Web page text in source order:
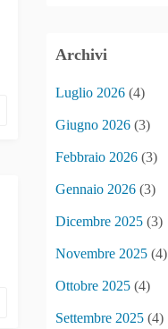
Archivi
Luglio 2026 (4)
Giugno 2026 (3)
Febbraio 2026 (3)
Gennaio 2026 (3)
Dicembre 2025 (3)
Novembre 2025 (4)
Ottobre 2025 (4)
Settembre 2025 (4)